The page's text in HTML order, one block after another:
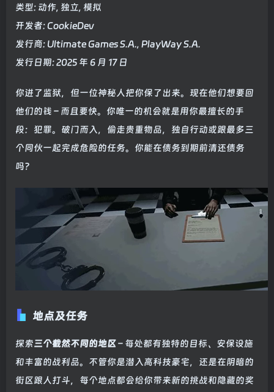
类型: 动作, 独立, 模拟
开发者: CookieDev
发行商: Ultimate Games S.A., PlayWay S.A.
发行日期: 2025 年 6 月 17 日
你进了监狱，但一位神秘人把你保了出来。现在他们想要回
他们的钱 – 而且要快。你唯一的机会就是用你最擅长的手
段：犯罪。破门而入，偷走贵重物品，独自行动或跟最多三
个同伙一起完成危险的任务。你能在债务到期前清还债务
吗？
地点及任务
探索三个截然不同的地区– 每处都有独特的目标、安保设施
和丰富的战利品。不管你是潜入高科技豪宅，还是在阴暗的
街区跟人打斗，每个地点都会给你带来新的挑战和隐藏的奖